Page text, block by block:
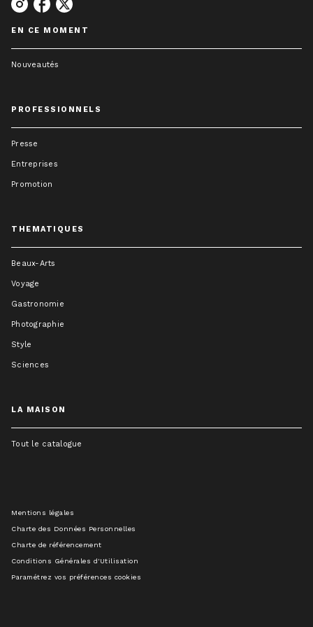
EN CE MOMENT
Nouveautés
PROFESSIONNELS
Presse
Entreprises
Promotion
THEMATIQUES
Beaux-Arts
Voyage
Gastronomie
Photographie
Style
Sciences
LA MAISON
Tout le catalogue
Mentions légales
Charte des Données Personnelles
Charte de référencement
Conditions Générales d'Utilisation
Paramétrez vos préférences cookies